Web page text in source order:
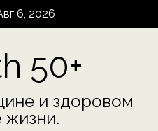
6, 2026
50+
и здоровом
жизни.